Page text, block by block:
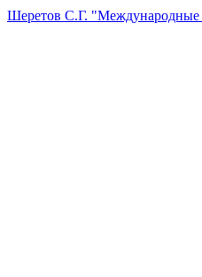
Шеретов С.Г.